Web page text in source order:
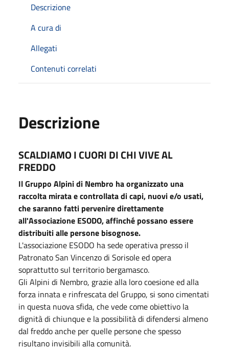
Descrizione
A cura di
Allegati
Contenuti correlati
Descrizione
SCALDIAMO I CUORI DI CHI VIVE AL
FREDDO
Il Gruppo Alpini di Nembro ha organizzato una
raccolta mirata e controllata di capi, nuovi e/o usati,
che saranno fatti pervenire direttamente
all'Associazione ESODO, affinché possano essere
distribuiti alle persone bisognose.
L'associazione ESODO ha sede operativa presso il
Patronato San Vincenzo di Sorisole ed opera
soprattutto sul territorio bergamasco.
Gli Alpini di Nembro, grazie alla loro coesione ed alla
forza innata e rinfrescata del Gruppo, si sono cimentati
in questa nuova sfida, che vede come obiettivo la
dignità di chiunque e la possibilità di difendersi almeno
dal freddo anche per quelle persone che spesso
risultano invisibili alla comunità.